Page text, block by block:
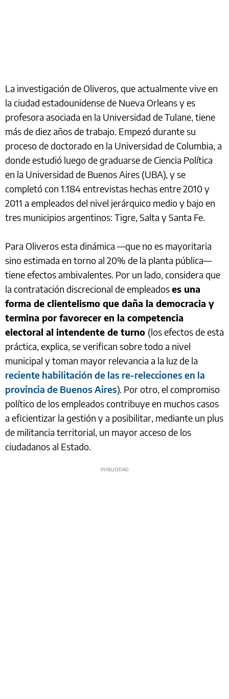
La investigación de Oliveros, que actualmente vive en
la ciudad estadounidense de Nueva Orleans y es
profesora asociada en la Universidad de Tulane, tiene
más de diez años de trabajo. Empezó durante su
proceso de doctorado en la Universidad de Columbia, a
donde estudió luego de graduarse de Ciencia Política
en la Universidad de Buenos Aires (UBA), y se
completó con 1.184 entrevistas hechas entre 2010 y
2011 a empleados del nivel jerárquico medio y bajo en
tres municipios argentinos: Tigre, Salta y Santa Fe.
Para Oliveros esta dinámica —que no es mayoritaria
sino estimada en torno al 20% de la planta pública—
tiene efectos ambivalentes. Por un lado, considera que
la contratación discrecional de empleadoses una
forma de clientelismo que daña la democracia y
termina por favorecer en la competencia
electoral al intendente de turno (los efectos de esta
práctica, explica, se verifican sobre todo a nivel
municipal y toman mayor relevancia a la luz de la
reciente habilitación de las re-relecciones en la
provincia de Buenos Aires). Por otro, el compromiso
político de los empleados contribuye en muchos casos
a eficientizar la gestión y a posibilitar, mediante un plus
de militancia territorial, un mayor acceso de los
ciudadanos al Estado.